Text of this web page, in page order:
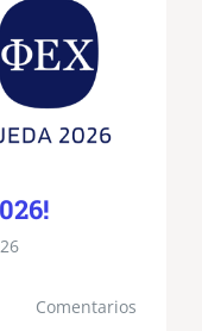
Comentarios